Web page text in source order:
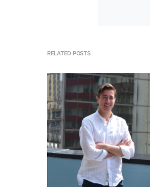
RELATED POSTS